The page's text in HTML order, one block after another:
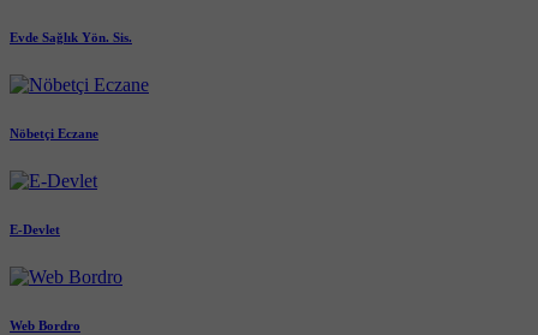
Evde Sağlık Yön. Sis.
Nöbetçi Eczane
E-Devlet
Web Bordro